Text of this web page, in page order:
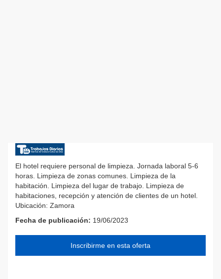
El hotel requiere personal de limpieza. Jornada laboral 5-6
horas. Limpieza de zonas comunes. Limpieza de la
habitación. Limpieza del lugar de trabajo. Limpieza de
habitaciones, recepción y atención de clientes de un hotel.
Ubicación: Zamora
Fecha de publicación: 19/06/2023
Inscribirme en esta oferta